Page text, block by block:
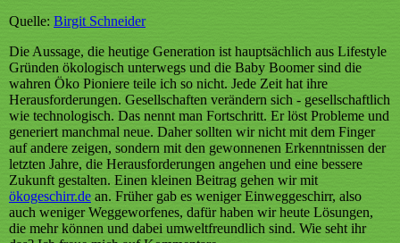
Quelle: Birgit Schneider
Die Aussage, die heutige Generation ist hauptsächlich aus Lifestyle
Gründen ökologisch unterwegs und die Baby Boomer sind die
wahren Öko Pioniere teile ich so nicht. Jede Zeit hat ihre
Herausforderungen. Gesellschaften verändern sich - gesellschaftlich
wie technologisch. Das nennt man Fortschritt. Er löst Probleme und
generiert manchmal neue. Daher sollten wir nicht mit dem Finger
auf andere zeigen, sondern mit den gewonnenen Erkenntnissen der
letzten Jahre, die Herausforderungen angehen und eine bessere
Zukunft gestalten. Einen kleinen Beitrag gehen wir mit
ökogeschirr.de an. Früher gab es weniger Einweggeschirr, also
auch weniger Weggeworfenes, dafür haben wir heute Lösungen,
die mehr können und dabei umweltfreundlich sind. Wie seht ihr